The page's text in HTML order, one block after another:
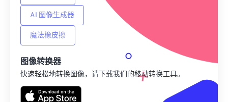
AI 图像生成器
魔法橡皮擦
图像转换器
快速轻松地转换图像，请下载我们的移动转换工具。